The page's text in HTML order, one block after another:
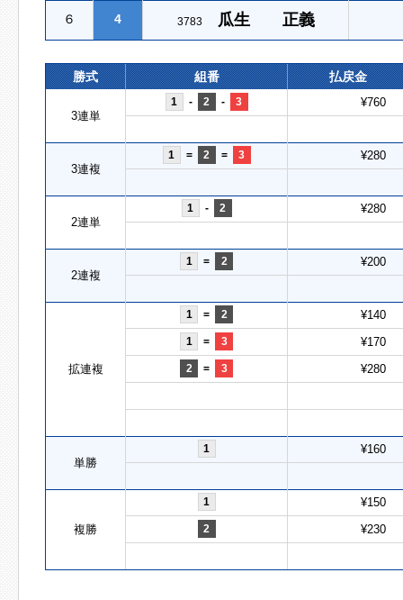
６ 4 3783 瓜生 正義
勝式 組番 払戻金
3連単
1 - 2 - 3 ¥760
3連複
1 = 2 = 3 ¥280
2連単
1 - 2 ¥280
2連複
1 = 2 ¥200
拡連複
1 = 2 ¥140
1 = 3 ¥170
2 = 3 ¥280
単勝
1 ¥160
複勝
1 ¥150
2 ¥230